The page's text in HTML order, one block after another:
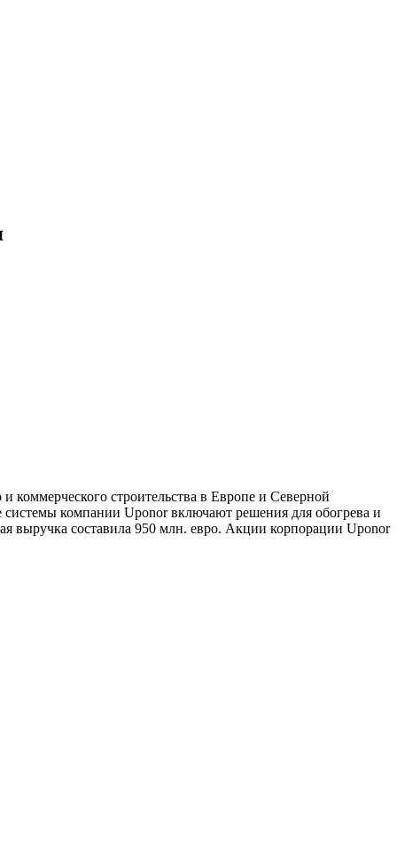
строительства в Европе и Северной
компании Uponor включают решения для обогрева и
выручка составила 950 млн. евро. Акции корпорации Uponor